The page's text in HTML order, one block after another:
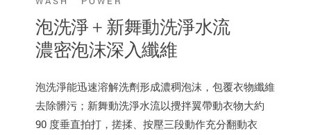
泡洗淨 + 新舞動洗淨水流
濃密泡沫深入纖維
泡洗淨能迅速溶解洗劑形成濃稠泡沫，包覆衣物纖維
去除髒污；新舞動洗淨水流以攪拌翼帶動衣物大約
90 度垂直拍打，搓揉、按壓三段動作充分翻動衣